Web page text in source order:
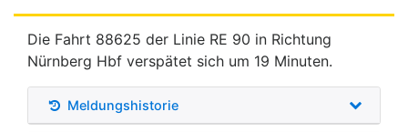
Die Fahrt 88625 der Linie RE 90 in Richtung
Nürnberg Hbf verspätet sich um 19 Minuten.
Meldungshistorie